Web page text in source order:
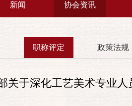
新闻 协会资讯
职称评定 政策法规
关于深化工艺美术专业